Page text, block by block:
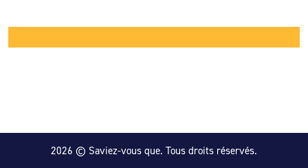
2026 © Saviez-vous que. Tous droits réservés.